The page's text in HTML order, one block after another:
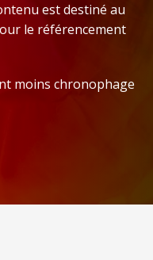
est destiné au
le référencement
moins chronophage